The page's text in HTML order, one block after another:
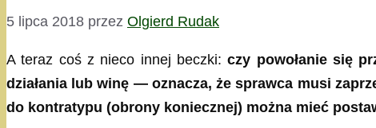
5 lipca 2018 przez Olgierd Rudak
A teraz coś z nieco innej beczki:czy powołanie się
działania lub winę — oznacza, że sprawca musi
do kontratypu (obrony koniecznej) można mieć